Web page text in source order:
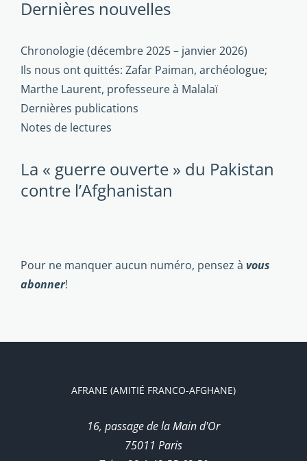
Dernières nouvelles
Chronologie (décembre 2025 – janvier 2026)
Ils nous ont quittés: Zafar Paiman, archéologue;
Marthe Laurent, professeure à Malalaï
Dernières publications
Notes de lectures
La « guerre ouverte » du Pakistan
contre l’Afghanistan
Pour ne manquer aucun numéro, pensez à vous
abonner!
AFRANE (AMITIÉ FRANCO-AFGHANE)
16, passage de la Main d'Or
75011 Paris